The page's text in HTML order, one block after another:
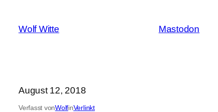
springen
Wolf Witte Mastodon
August 12, 2018
Verfasst vonWolfinVerlinkt